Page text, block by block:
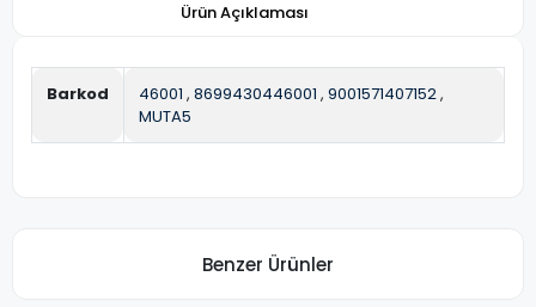
Ürün Açıklaması
Barkod 46001 , 8699430446001 , 9001571407152,
MUTA5
Benzer Ürünler